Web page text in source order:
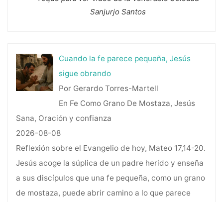
Sanjurjo Santos
Cuando la fe parece pequeña, Jesús
sigue obrando
Por Gerardo Torres-Martell
En Fe Como Grano De Mostaza, Jesús
Sana, Oración y confianza
2026-08-08
Reflexión sobre el Evangelio de hoy, Mateo 17,14-20.
Jesús acoge la súplica de un padre herido y enseña
a sus discípulos que una fe pequeña, como un grano
de mostaza, puede abrir camino a lo que parece